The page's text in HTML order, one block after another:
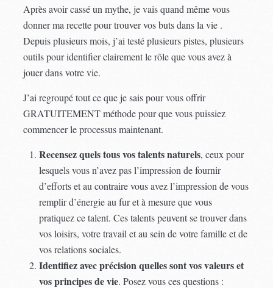
Après avoir cassé un mythe, je vais quand même vous
donner ma recette pour trouver vos buts dans la vie .
Depuis plusieurs mois, j’ai testé plusieurs pistes, plusieurs
outils pour identifier clairement le rôle que vous avez à
jouer dans votre vie.
J’ai regroupé tout ce que je sais pour vous offrir
GRATUITEMENT méthode pour que vous puissiez
commencer le processus maintenant.
Recensez quels tous vos talents naturels, ceux pour
lesquels vous n’avez pas l’impression de fournir
d’efforts et au contraire vous avez l’impression de vous
remplir d’énergie au fur et à mesure que vous
pratiquez ce talent. Ces talents peuvent se trouver dans
vos loisirs, votre travail et au sein de votre famille et de
vos relations sociales.
Identifiez avec précision quelles sont vos valeurs et
vos principes de vie. Posez vous ces questions :